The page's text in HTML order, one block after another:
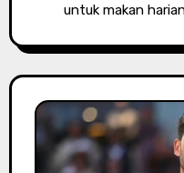
untuk makan